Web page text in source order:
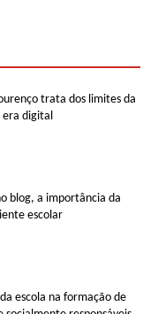
trata dos limites da
era digital
blog, a importância da
escolar
escola na formação de